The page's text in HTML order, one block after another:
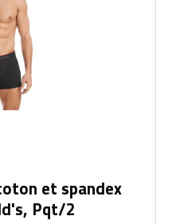
et spandex
Pqt/2